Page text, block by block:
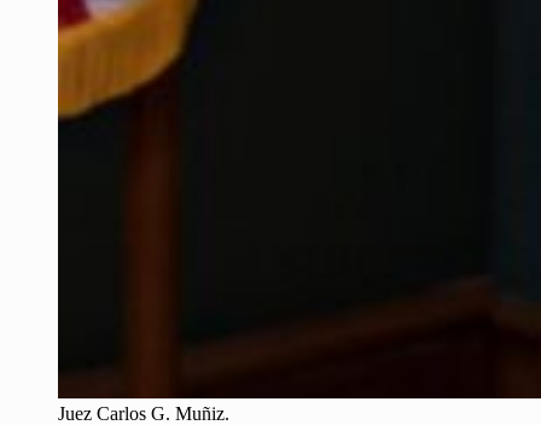
Juez Carlos G. Muñiz.